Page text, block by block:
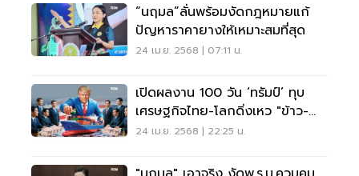
“นฤมล”ลั่นพร้อมงัดกฎหมายแก้
ปัญหาราคายางให้เหมาะสมที่สุด
24 เม.ย. 2568 | 07:11 น.
เปิดผลงาน 100 วัน ‘ทรัมป์’ ทุบ
เศรษฐกิจไทย-โลกดิ่งเหว "ข้าว-
ยาง-ถุงมือ"ป่วน
24 เม.ย. 2568 | 22:25 น.